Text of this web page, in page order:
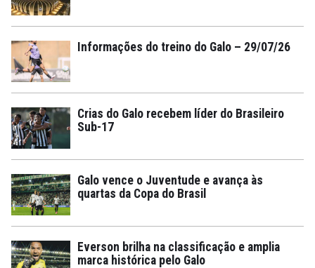
Informações do treino do Galo – 29/07/26
Crias do Galo recebem líder do Brasileiro
Sub-17
Galo vence o Juventude e avança às
quartas da Copa do Brasil
Everson brilha na classificação e amplia
marca histórica pelo Galo